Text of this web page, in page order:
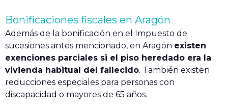
Bonificaciones fiscales en Aragón
Además de la bonificación en el Impuesto de
sucesiones antes mencionado, en Aragón existen
exenciones parciales si el piso heredado era la
vivienda habitual del fallecido. También existen
reducciones especiales para personas con
discapacidad o mayores de 65 años.